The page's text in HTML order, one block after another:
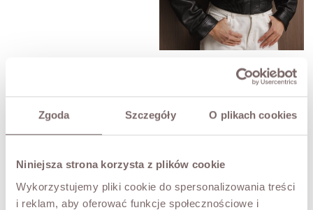
Zgoda Szczegóły O plikach cookies
Niniejsza strona korzysta z plików cookie
Wykorzystujemy pliki cookie do spersonalizowania treści
i reklam, aby oferować funkcje społecznościowe i
Nessie Leather Jacket Black
PLN1,899.00
Miriam Belted Leather Jacket
Price
PLN1,999.00